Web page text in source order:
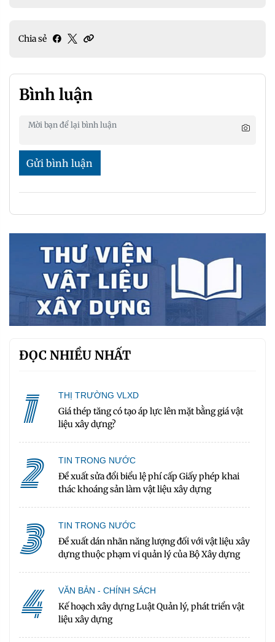
Chia sẻ
Bình luận
Gửi bình luận
ĐỌC NHIỀU NHẤT
1 THỊ TRƯỜNG VLXD
Giá thép tăng có tạo áp lực lên mặt bằng giá vật
liệu xây dựng?
2 TIN TRONG NƯỚC
Đề xuất sửa đổi biểu lệ phí cấp Giấy phép khai
thác khoáng sản làm vật liệu xây dựng
3 TIN TRONG NƯỚC
Đề xuất dán nhãn năng lượng đối với vật liệu xây
dựng thuộc phạm vi quản lý của Bộ Xây dựng
4 VĂN BẢN - CHÍNH SÁCH
Kế hoạch xây dựng Luật Quản lý, phát triển vật
liệu xây dựng